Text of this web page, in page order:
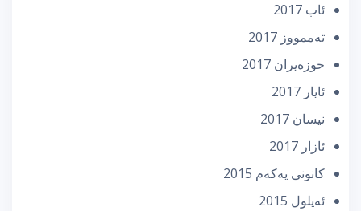
ئاب 2017
تەممووز 2017
حوزه‌یران 2017
ئایار 2017
نیسان 2017
ئازار 2017
كانونی یه‌كه‌م 2015
ئه‌یلول 2015